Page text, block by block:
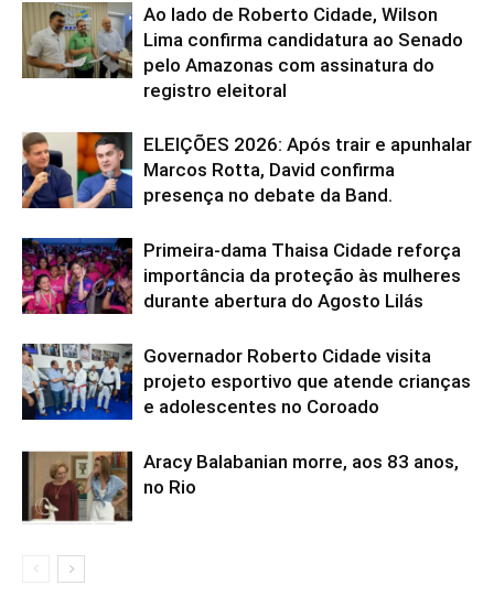
Ao lado de Roberto Cidade, Wilson
Lima confirma candidatura ao Senado
pelo Amazonas com assinatura do
registro eleitoral
ELEIÇÕES 2026: Após trair e apunhalar
Marcos Rotta, David confirma
presença no debate da Band.
Primeira-dama Thaisa Cidade reforça
importância da proteção às mulheres
durante abertura do Agosto Lilás
Governador Roberto Cidade visita
projeto esportivo que atende crianças
e adolescentes no Coroado
Aracy Balabanian morre, aos 83 anos,
no Rio